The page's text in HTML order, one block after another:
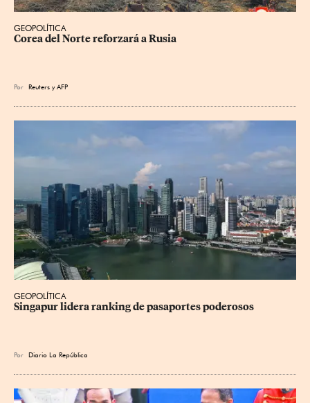
GEOPOLÍTICA
Corea del Norte reforzará a Rusia
Por Reuters yAFP
GEOPOLÍTICA
Singapur lidera ranking de pasaportes poderosos
Por Diario La República